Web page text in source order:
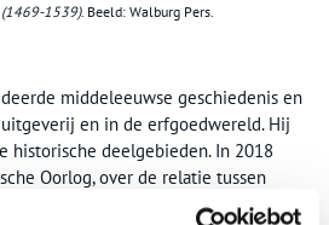
(1469-1539). Beeld: Walburg Pers.
middeleeuwse geschiedenis en
en in de erfgoedwereld. Hij
historische deelgebieden. In 2018
Oorlog, over de relatie tussen